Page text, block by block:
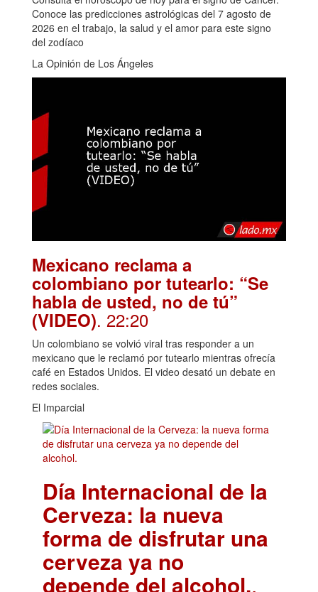
Conoce las predicciones astrológicas del 7 agosto de
2026 en el trabajo, la salud y el amor para este signo
del zodíaco
La Opinión de Los Ángeles
Mexicano reclama a
colombiano por tutearlo: “Se
habla de usted, no de tú”
(VIDEO). 22:20
Un colombiano se volvió viral tras responder a un
mexicano que le reclamó por tutearlo mientras ofrecía
café en Estados Unidos. El video desató un debate en
redes sociales.
El Imparcial
Día Internacional de la
Cerveza: la nueva
forma de disfrutar una
cerveza ya no
depende del alcohol..